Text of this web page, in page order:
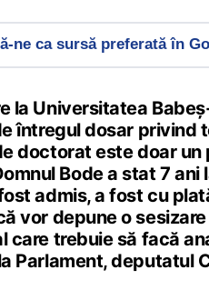
ne ca sursă preferată în
la Universitatea
întregul dosar privind
doctorat este doar
Bode a stat 7 ani
admis, a fost cu
vor depune o sesizare
care trebuie să facă
Parlament, deputatul